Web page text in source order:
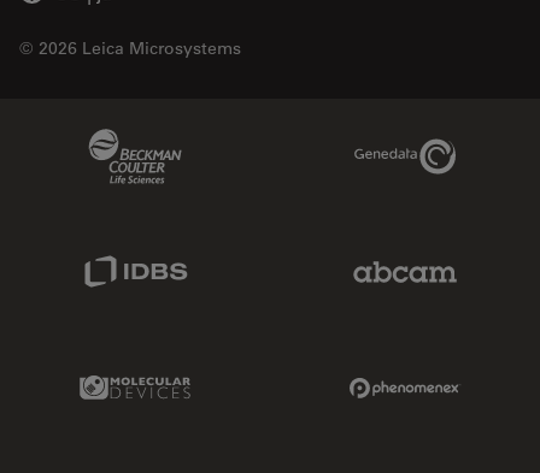
© 2026 Leica Microsystems
Genedata Link
Molecular Devices Link